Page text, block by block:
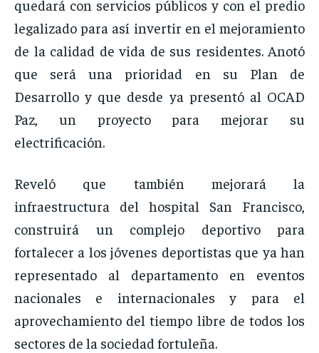
quedará con servicios públicos y con el predio
legalizado para así invertir en el mejoramiento
de la calidad de vida de sus residentes. Anotó
que será una prioridad en su Plan de
Desarrollo y que desde ya presentó al OCAD
Paz, un proyecto para mejorar su
electrificación.
Reveló que también mejorará la
infraestructura del hospital San Francisco,
construirá un complejo deportivo para
fortalecer a los jóvenes deportistas que ya han
representado al departamento en eventos
nacionales e internacionales y para el
aprovechamiento del tiempo libre de todos los
sectores de la sociedad fortuleña.